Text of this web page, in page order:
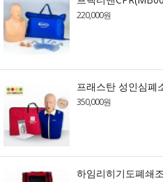
220,000원
프래스탄 성인심폐
350,000원
하임리히기도폐쇄